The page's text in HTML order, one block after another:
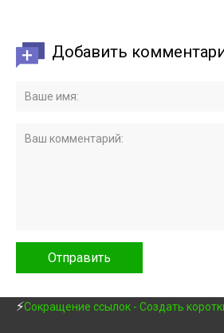
Добавить
⚡Сокращение ссылок - Создать